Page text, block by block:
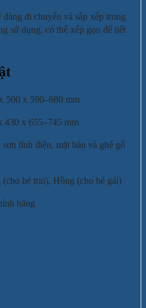
di chuyển và sắp xếp trong
sử dụng, có thể xếp gọn để tiết
500 x 590–680 mm
430 x 655–745 mm
tĩnh điện, mặt bàn và ghế gỗ
bé trai), Hồng (cho bé gái)
hãng